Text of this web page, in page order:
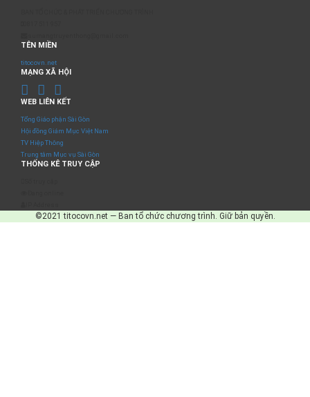
TÊN MIỀN
titocovn.net
MẠNG XÃ HỘI
WEB LIÊN KẾT
Tổng Giáo phận Sài Gòn
Hội đồng Giám Mục Việt Nam
TV Hiệp Thông
Trung tâm Mục vụ Sài Gòn
THỐNG KÊ TRUY CẬP
©2021 titocovn.net — Ban tổ chức chương trình. Giữ bản quyền.